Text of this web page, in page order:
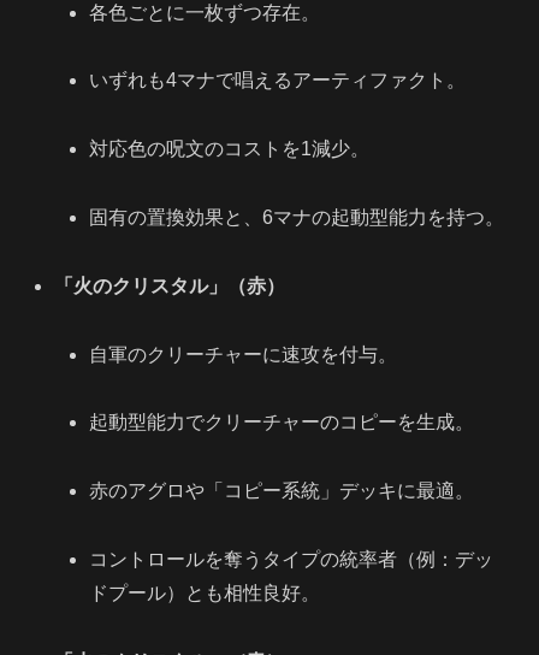
各色ごとに一枚ずつ存在。
いずれも4マナで唱えるアーティファクト。
対応色の呪文のコストを1減少。
固有の置換効果と、6マナの起動型能力を持つ。
「火のクリスタル」（赤）
自軍のクリーチャーに速攻を付与。
起動型能力でクリーチャーのコピーを生成。
赤のアグロや「コピー系統」デッキに最適。
コントロールを奪うタイプの統率者（例：デッ
ドプール）とも相性良好。